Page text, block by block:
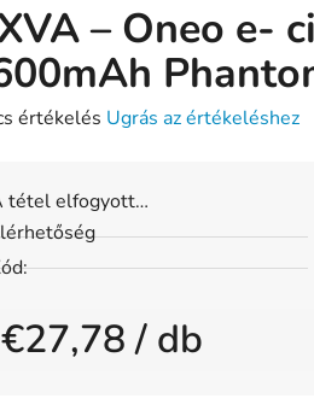
– Oneo e-
értékelés Ugrás az értékeléshez
tétel elfogyott…
€27,78/ db